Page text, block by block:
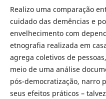
Realizo uma comparação
cuidado das demências e
envelhecimento com
etnografia realizada em
agrega coletivos de
meio de uma análise
pós-democratização, narro
seus efeitos práticos –